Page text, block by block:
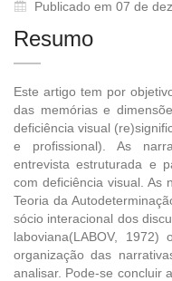
Publicado em 07 de
Resumo
Este artigo tem por
das memórias e
deficiência visual
e profissional). As
entrevista estruturada e
com deficiência visual. As
Teoria da
sócio interacional dos
laboviana(LABOV,
organização das
analisar. Pode-se concluir